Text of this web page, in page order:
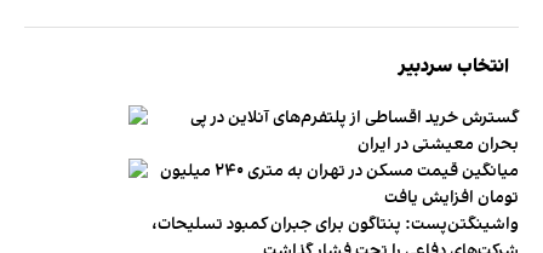
انتخاب سردبیر
گسترش خرید اقساطی از پلتفرم‌های آنلاین در پی
بحران معیشتی در ایران
میانگین قیمت مسکن در تهران به متری ۲۴۰ میلیون
تومان افزایش یافت
واشینگتن‌پست: پنتاگون برای جبران کمبود تسلیحات،